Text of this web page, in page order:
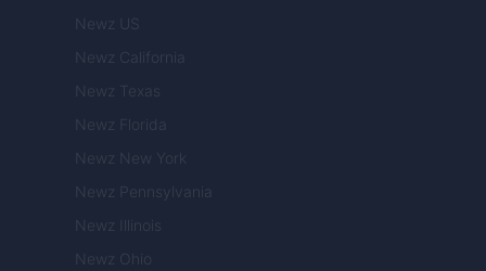
Newz US
Newz California
Newz Texas
Newz Florida
Newz New York
Newz Pennsylvania
Newz Illinois
Newz Ohio